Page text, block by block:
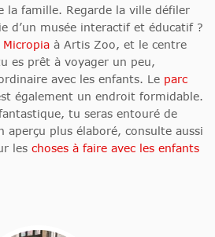
la famille. Regarde la ville défiler
d’un musée interactif et éducatif ?
Micropia à Artis Zoo, et le centre
es prêt à voyager un peu,
avec les enfants. Le parc
également un endroit formidable.
tu seras entouré de
aperçu plus élaboré, consulte aussi
les choses à faire avec les enfants